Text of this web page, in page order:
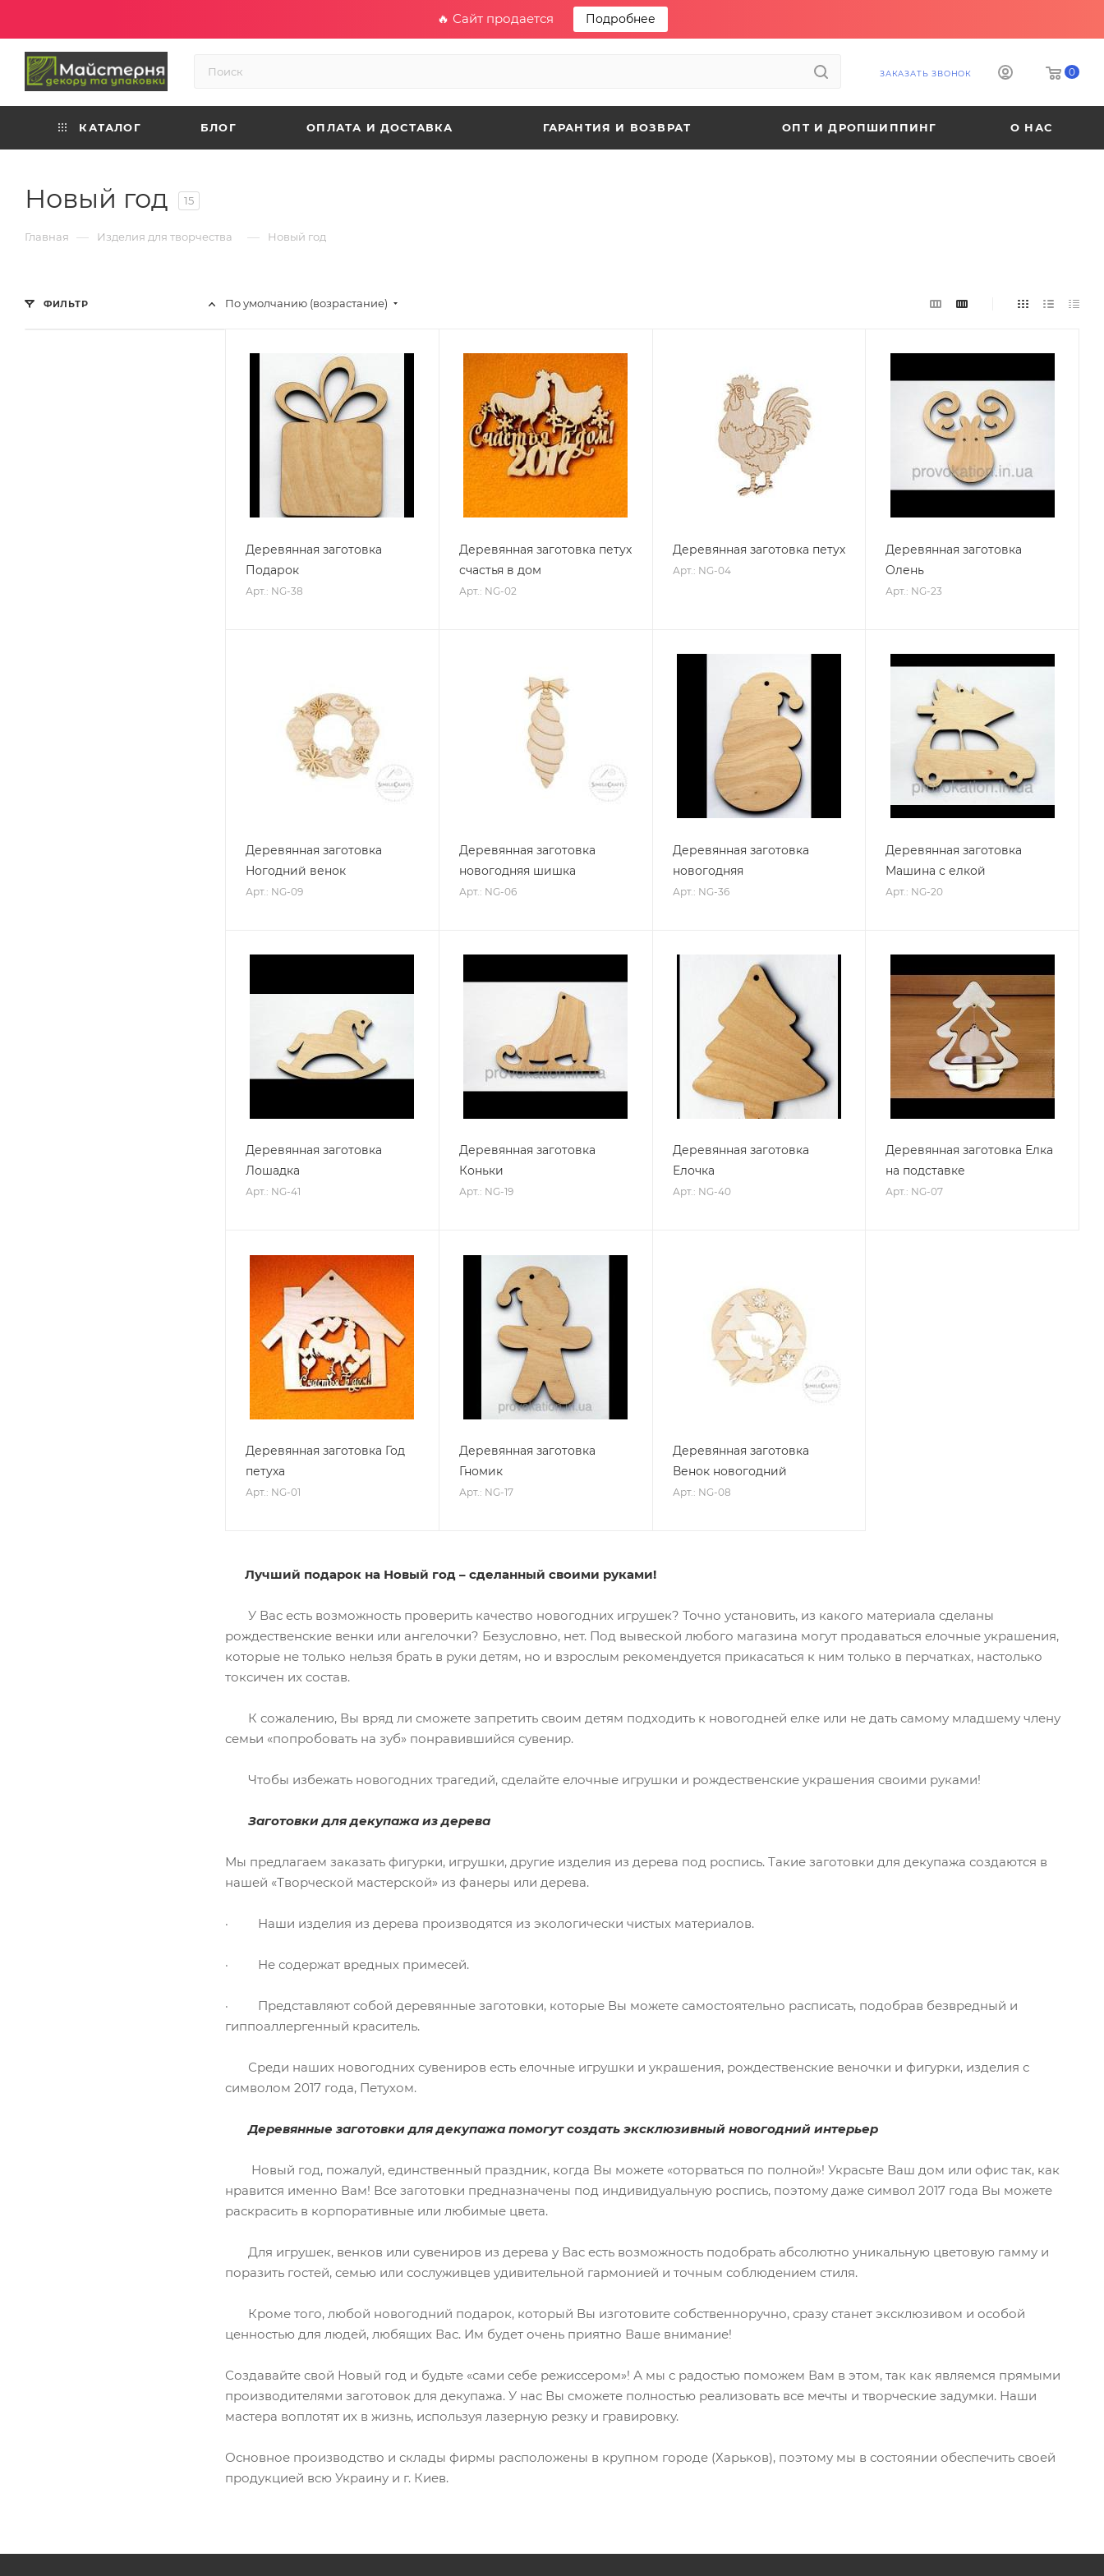
🔥 Сайт продается Подробнее
ЗАКАЗАТЬ ЗВОНОК 0
КАТАЛОГ БЛОГ ОПЛАТА И ДОСТАВКА ГАРАНТИЯ И ВОЗВРАТ ОПТ И ДРОПШИППИНГ О НАС
Новый год 15
Главная — Изделия для творчества — Новый год
По умолчанию (возрастание)
Деревянная заготовка
Подарок
Арт.: NG-38
Деревянная заготовка петух
счастья в дом
Арт.: NG-02
Деревянная заготовка петух
Арт.: NG-04
Деревянная заготовка
Олень
Арт.: NG-23
Деревянная заготовка
Ногодний венок
Арт.: NG-09
Деревянная заготовка
новогодняя шишка
Арт.: NG-06
Деревянная заготовка
новогодняя
Арт.: NG-36
Деревянная заготовка
Машина с елкой
Арт.: NG-20
Деревянная заготовка
Лошадка
Арт.: NG-41
Деревянная заготовка
Коньки
Арт.: NG-19
Деревянная заготовка
Елочка
Арт.: NG-40
Деревянная заготовка Елка
на подставке
Арт.: NG-07
Деревянная заготовка Год
петуха
Арт.: NG-01
Деревянная заготовка
Гномик
Арт.: NG-17
Деревянная заготовка
Венок новогодний
Арт.: NG-08
Лучший подарок на Новый год – сделанный своими руками!
У Вас есть возможность проверить качество новогодних игрушек? Точно установить, из какого материала сделаны
рождественские венки или ангелочки? Безусловно, нет. Под вывеской любого магазина могут продаваться елочные украшения,
которые не только нельзя брать в руки детям, но и взрослым рекомендуется прикасаться к ним только в перчатках, настолько
токсичен их состав.
К сожалению, Вы вряд ли сможете запретить своим детям подходить к новогодней елке или не дать самому младшему члену
семьи «попробовать на зуб» понравившийся сувенир.
Чтобы избежать новогодних трагедий, сделайте елочные игрушки и рождественские украшения своими руками!
Заготовки для декупажа из дерева
Мы предлагаем заказать фигурки, игрушки, другие изделия из дерева под роспись. Такие заготовки для декупажа создаются в
нашей «Творческой мастерской» из фанеры или дерева.
· Наши изделия из дерева производятся из экологически чистых материалов.
· Не содержат вредных примесей.
· Представляют собой деревянные заготовки, которые Вы можете самостоятельно расписать, подобрав безвредный и
гиппоаллергенный краситель.
Среди наших новогодних сувениров есть елочные игрушки и украшения, рождественские веночки и фигурки, изделия с
символом 2017 года, Петухом.
Деревянные заготовки для декупажа помогут создать эксклюзивный новогодний интерьер
Новый год, пожалуй, единственный праздник, когда Вы можете «оторваться по полной»! Украсьте Ваш дом или офис так, как
нравится именно Вам! Все заготовки предназначены под индивидуальную роспись, поэтому даже символ 2017 года Вы можете
раскрасить в корпоративные или любимые цвета.
Для игрушек, венков или сувениров из дерева у Вас есть возможность подобрать абсолютно уникальную цветовую гамму и
поразить гостей, семью или сослуживцев удивительной гармонией и точным соблюдением стиля.
Кроме того, любой новогодний подарок, который Вы изготовите собственноручно, сразу станет эксклюзивом и особой
ценностью для людей, любящих Вас. Им будет очень приятно Ваше внимание!
Создавайте свой Новый год и будьте «сами себе режиссером»! А мы с радостью поможем Вам в этом, так как являемся прямыми
производителями заготовок для декупажа. У нас Вы сможете полностью реализовать все мечты и творческие задумки. Наши
мастера воплотят их в жизнь, используя лазерную резку и гравировку.
Основное производство и склады фирмы расположены в крупном городе (Харьков), поэтому мы в состоянии обеспечить своей
продукцией всю Украину и г. Киев.
ФИЛЬТР